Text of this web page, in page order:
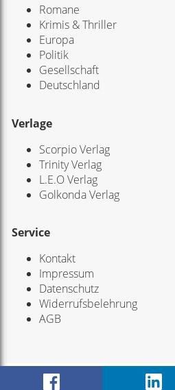
Romane
Krimis & Thriller
Europa
Politik
Gesellschaft
Deutschland
Verlage
Scorpio Verlag
Trinity Verlag
L.E.O Verlag
Golkonda Verlag
Service
Kontakt
Impressum
Datenschutz
Widerrufsbelehrung
AGB